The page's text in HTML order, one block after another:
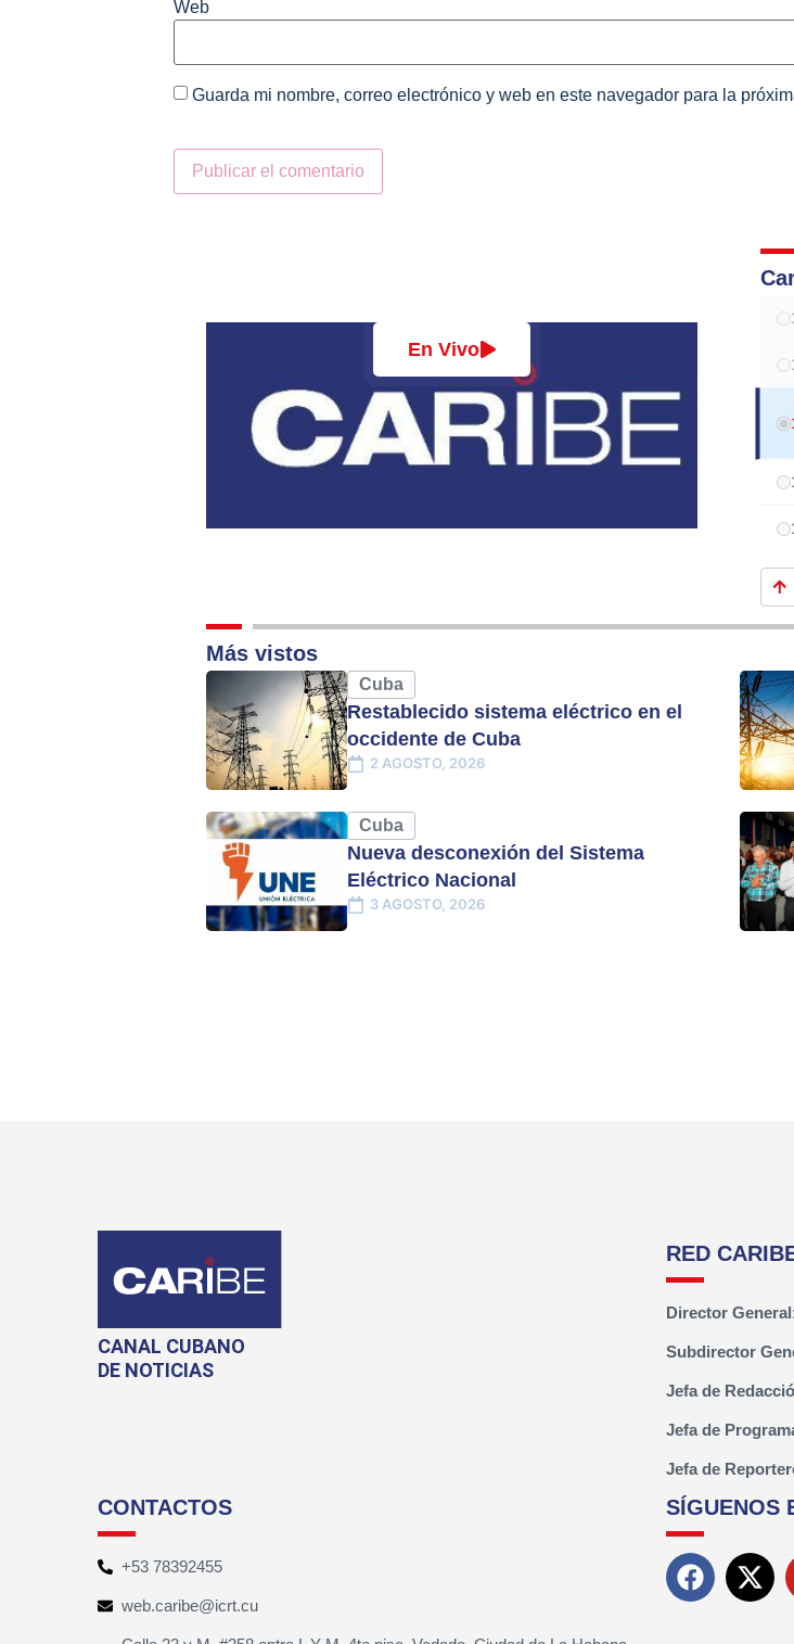
Web
Guarda mi nombre, correo electrónico y web en este navegador para la
En Vivo
Más vistos
Cuba
Restablecido sistema eléctrico en el
occidente de Cuba
2 AGOSTO, 2026
Cuba
Nueva desconexión del Sistema
Eléctrico Nacional
3 AGOSTO, 2026
CANAL CUBANO
DE NOTICIAS
RED
Director
Subdirector
Jefa de
Jefa de
Jefa de
CONTACTOS
+53 78392455
web.caribe@icrt.cu
SÍGUENOS